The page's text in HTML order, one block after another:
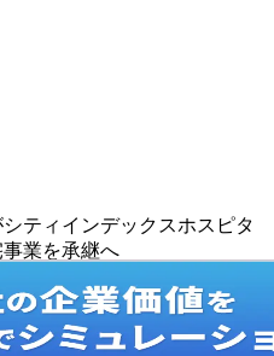
ティインデックスホスピタ
業を承継へ